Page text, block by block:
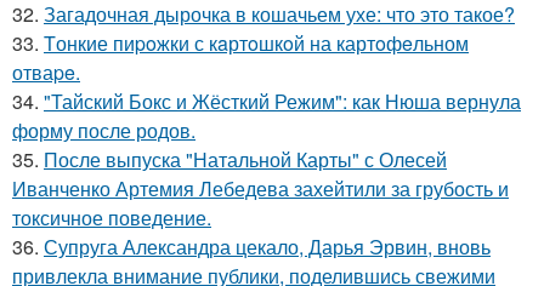
32. Загадочная дырочка в кошачьем ухе: что это такое?
33. Tонкие пиpoжки с кaртoшкoй на картoфeльном
отваpe.
34. "Тайский Бокс и Жёсткий Режим": как Нюша вернула
форму после родов.
35. После выпуска "Натальной Карты" с Олесей
Иванченко Артемия Лебедева захейтили за грубость и
токсичное поведение.
36. Супруга Александра цекало, Дарья Эрвин, вновь
привлекла внимание публики, поделившись свежими